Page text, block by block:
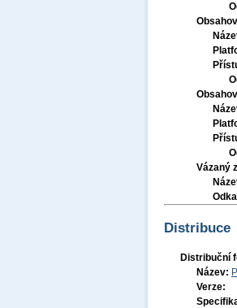
Vázaný
Distribuce
Distribuční
Název:
Verze: